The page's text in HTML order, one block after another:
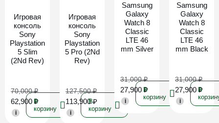
Игровая
консоль
Sony
Playstation
5 Slim
(2Nd Rev)
70,000₽
62,900 ₽
i
В
корзину
Игровая
консоль
Sony
Playstation
5 Pro (2Nd
Rev)
127,500₽
113,900₽
i
В
корзину
Samsung
Galaxy
Watch 8
Classic
LTE 46
mm Silver
31,000₽
27,900 ₽
i
В
корзину
Samsung
Galaxy
Watch 8
Classic
LTE 46
mm Black
31,000₽
27,900 ₽
i
В